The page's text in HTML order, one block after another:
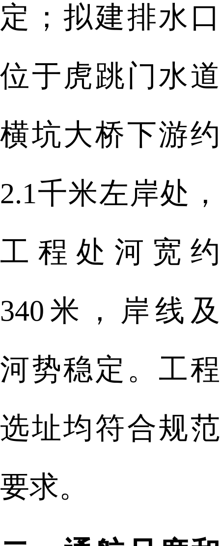
定；拟建排水口
位于虎跳门水道
横坑大桥下游约
2.1千米左岸处，
工程处河宽约
340米，岸线及
河势稳定。工程
选址均符合规范
要求。